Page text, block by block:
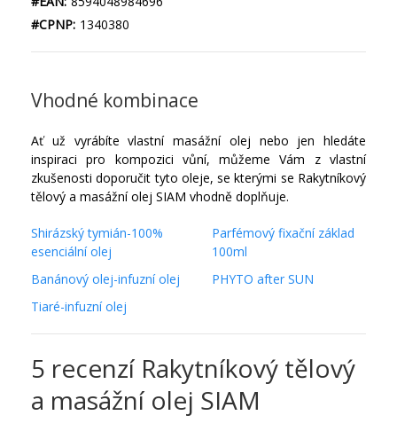
#CPNP: 1340380
Vhodné kombinace
Ať už vyrábíte vlastní masážní olej nebo jen hledáte
inspiraci pro kompozici vůní, můžeme Vám z vlastní
zkušenosti doporučit tyto oleje, se kterými se Rakytníkový
tělový a masážní olej SIAM vhodně doplňuje.
Shirázský tymián-100%
esenciální olej
Banánový olej-infuzní olej
Tiaré-infuzní olej
Parfémový fixační základ
100ml
PHYTO after SUN
5 recenzí Rakytníkový tělový
a masážní olej SIAM